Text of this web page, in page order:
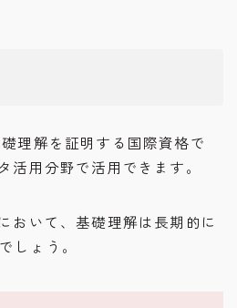
理解を証明する国際資格で
活用分野で活用できます。
おいて、基礎理解は長期的に
しょう。